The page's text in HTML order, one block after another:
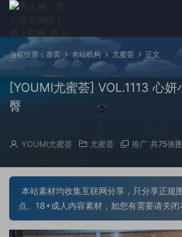
当前位置： 首页 名站机构 尤蜜荟 正文
[YOUMI尤蜜荟] VOL.1113 心
臀
YOUMI尤蜜荟 尤蜜荟 推广 共75张
本站素材均收集互联网分享，只分享正规
点、18+成人内容素材，如您有需要请关闭